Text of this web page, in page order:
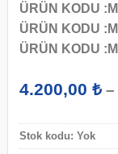
ÜRÜN KODU
ÜRÜN KODU
ÜRÜN KODU
4.200,00 ₺ –
Stok kodu: Yok